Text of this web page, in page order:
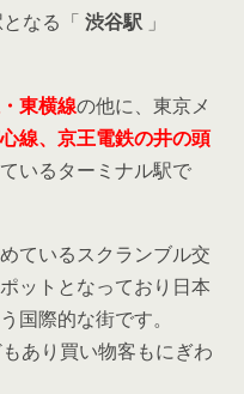
なる「 渋谷駅
」
東横線の他に、東京メ
線、京王電鉄の井の頭
いるターミナル駅で
ているスクランブル交
ットとなっており日本
国際的な街です。
あり買い物客もにぎわ